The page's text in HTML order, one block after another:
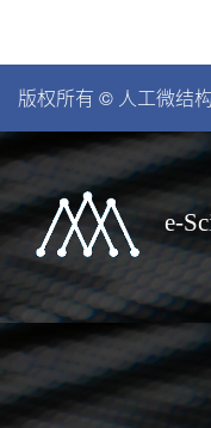
版权所有 © 人工微结
e-